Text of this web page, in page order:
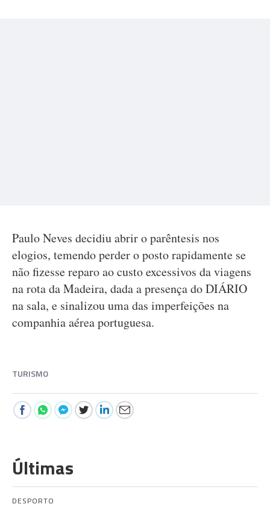
Paulo Neves decidiu abrir o parêntesis nos
elogios, temendo perder o posto rapidamente se
não fizesse reparo ao custo excessivos da viagens
na rota da Madeira, dada a presença do DIÁRIO
na sala, e sinalizou uma das imperfeições na
companhia aérea portuguesa.
TURISMO
Últimas
DESPORTO